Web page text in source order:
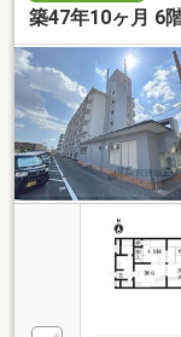
築47年10ヶ月 6